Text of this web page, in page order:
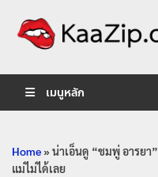
เมนูหลัก
Home»น่าเอ็นดู “ชมพู่ อารยา
แม่ไม่ได้เลย